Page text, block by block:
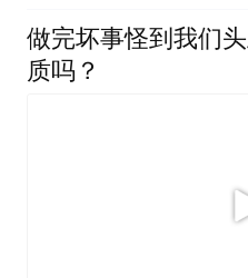
做完坏事怪到我们
质吗？